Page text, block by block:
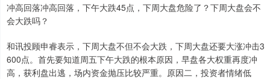
冲高回落冲高回落，下午大跌45点，下周大盘危险了？下周大盘会不
会大跌吗？
和讯投顾申睿表示，下周大盘不但不会大跌，下周大盘还要大涨冲击3
600点。首先要知道周五下午大跌的根本原因，早盘各大权重再度冲
高，获利盘出逃，场内资金抛压比较严重。原因二，投资者情绪低